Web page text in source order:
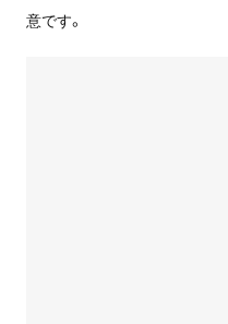
意です。